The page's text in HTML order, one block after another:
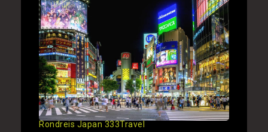
Rondreis Japan 333Travel